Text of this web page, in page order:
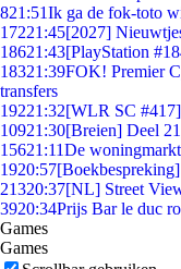
821:51Ik ga de fok-toto
17221:45[2027]
18621:43[PlayStation
18321:39FOK! Premier
transfers
19221:32[WLR SC
10921:30[Breien] Deel
15621:11De
1920:57
21320:37[NL] Street
3920:34Prijs Bar le duc
Games
Games